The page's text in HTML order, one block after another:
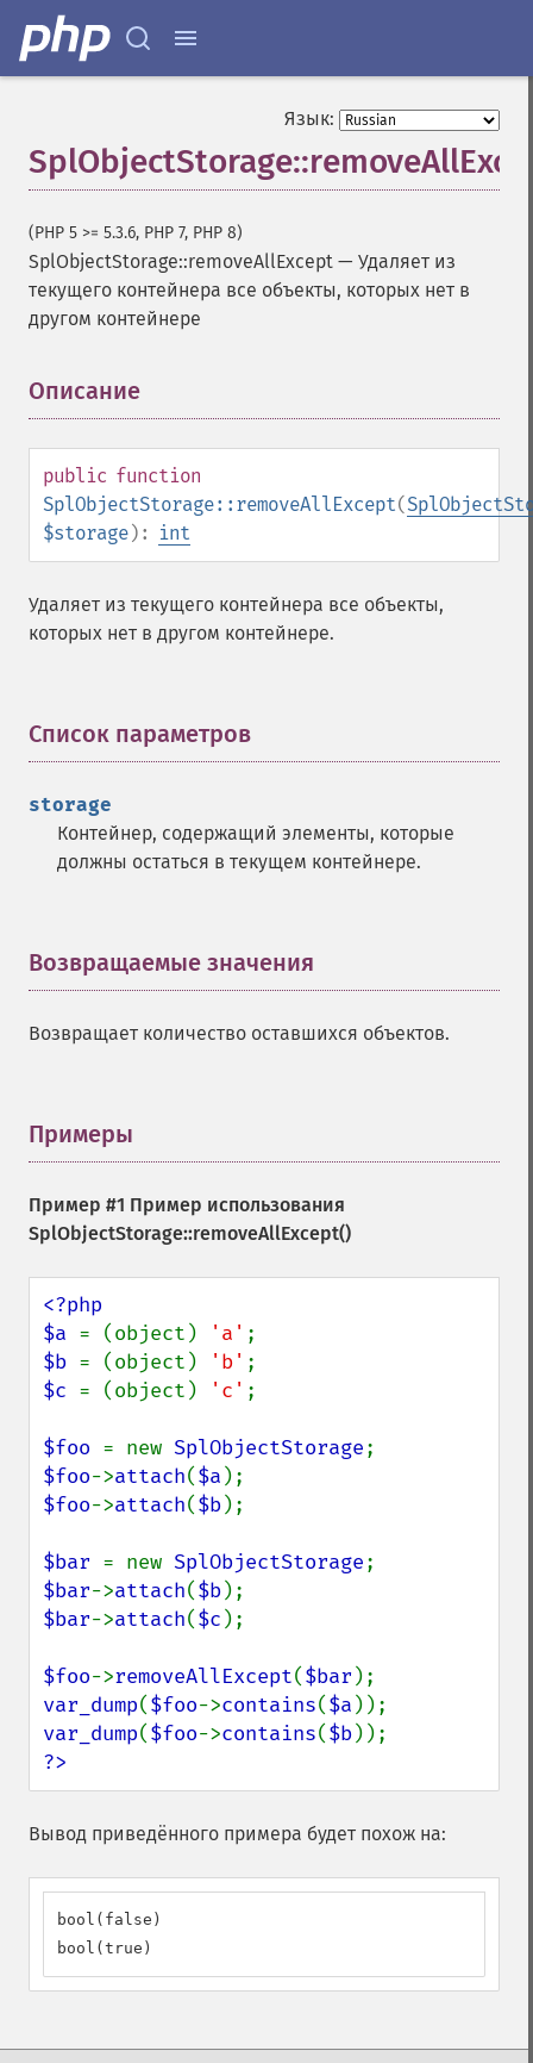
Язык:
(PHP 5 >= 5.3.6, PHP 7, PHP 8)
SplObjectStorage::removeAllExcept — Удаляет из
текущего контейнера все объекты, которых нет в
другом контейнере
Описание
public function
SplObjectStorage::removeAllExcept(
$storage): int
Удаляет из текущего контейнера все объекты,
которых нет в другом контейнере.
Список параметров
storage
Контейнер, содержащий элементы, которые
должны остаться в текущем контейнере.
Возвращаемые значения
Возвращает количество оставшихся объектов.
Примеры
Пример #1 Пример использования
SplObjectStorage::removeAllExcept()
<?php
$a = (object) 'a'
$b = (object) 'b'
$c = (object) 'c' ;
$foo = new SplObjectStorage
$foo->attach($a
$foo->attach($b);
$bar = new SplObjectStorage
$bar->attach($b
$bar->attach($c );
$foo->removeAllExcept($bar
var_dump($foo->contains($a
var_dump($foo->contains($b
?>
Вывод приведённого примера будет похож на:
bool(false)
bool(true)